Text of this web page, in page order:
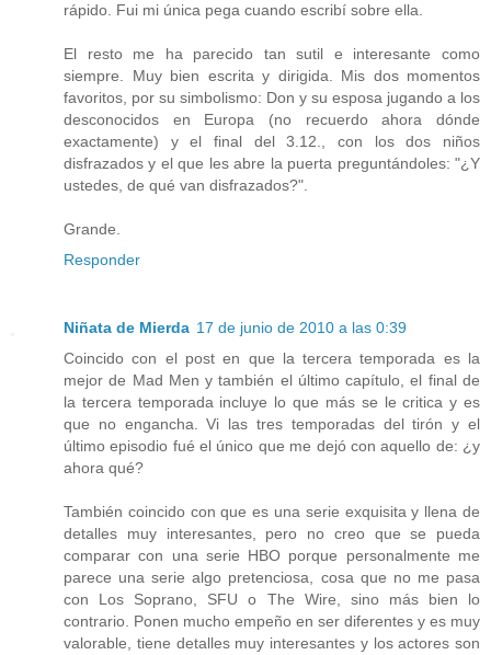
rápido. Fui mi única pega cuando escribí sobre ella.
El resto me ha parecido tan sutil e interesante como
siempre. Muy bien escrita y dirigida. Mis dos momentos
favoritos, por su simbolismo: Don y su esposa jugando a los
desconocidos en Europa (no recuerdo ahora dónde
exactamente) y el final del 3.12., con los dos niños
disfrazados y el que les abre la puerta preguntándoles: "¿Y
ustedes, de qué van disfrazados?".
Grande.
Responder
Niñata de Mierda 17 de junio de 2010 a las 0:39
Coincido con el post en que la tercera temporada es la
mejor de Mad Men y también el último capítulo, el final de
la tercera temporada incluye lo que más se le critica y es
que no engancha. Vi las tres temporadas del tirón y el
último episodio fué el único que me dejó con aquello de: ¿y
ahora qué?
También coincido con que es una serie exquisita y llena de
detalles muy interesantes, pero no creo que se pueda
comparar con una serie HBO porque personalmente me
parece una serie algo pretenciosa, cosa que no me pasa
con Los Soprano, SFU o The Wire, sino más bien lo
contrario. Ponen mucho empeño en ser diferentes y es muy
valorable, tiene detalles muy interesantes y los actores son